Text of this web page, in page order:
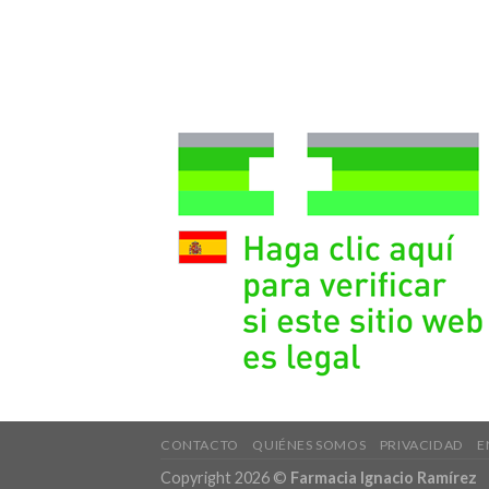
CONTACTO QUIÉNES SOMOS PRIVACIDAD
Copyright 2026 © Farmacia Ignacio Ramírez